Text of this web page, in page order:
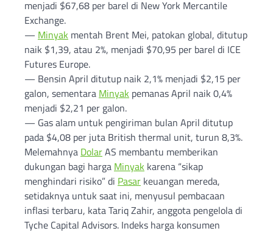
menjadi $67,68 per barel di New York Mercantile
Exchange.
— Minyak mentah Brent Mei, patokan global, ditutup
naik $1,39, atau 2%, menjadi $70,95 per barel di ICE
Futures Europe.
— Bensin April ditutup naik 2,1% menjadi $2,15 per
galon, sementara Minyak pemanas April naik 0,4%
menjadi $2,21 per galon.
— Gas alam untuk pengiriman bulan April ditutup
pada $4,08 per juta British thermal unit, turun 8,3%.
Melemahnya DolarAS membantu memberikan
dukungan bagi harga Minyak karena “sikap
menghindari risiko” di Pasar keuangan mereda,
setidaknya untuk saat ini, menyusul pembacaan
inflasi terbaru, kata Tariq Zahir, anggota pengelola di
Tyche Capital Advisors. Indeks harga konsumen